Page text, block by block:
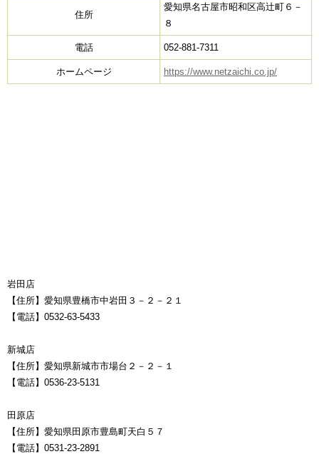
住所
愛知県名古屋市昭和区高辻町６－
８
電話 052-881-7311
ホームページ https://www.netzaichi.co.jp/
岩田店
【住所】愛知県豊橋市中岩田３－２－２１
【電話】0532-63-5433
新城店
【住所】愛知県新城市市場台２－２－１
【電話】0536-23-5131
田原店
【住所】愛知県田原市豊島町天白５７
【電話】0531-23-2891